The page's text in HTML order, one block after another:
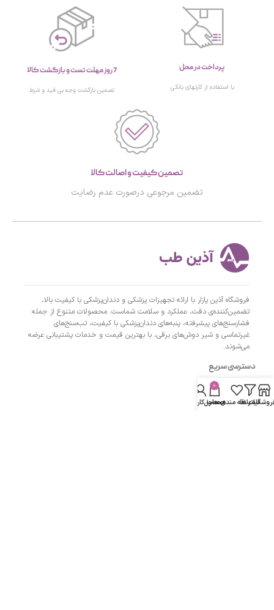
پرداخت در محل
با استفاده از کارتهای بانکی
7 روز مهلت تست و بازگشت کالا
تصمین بازگشت وجه بی قید و شرط
تصمین کیفیت و اصالت کالا
تضمین مرجوعی درصورت عدم رضایت
فروشگاه آذین پازار با ارائه تجهیزات پزشکی و دندان‌پزشکی با کیفیت بالا،
تضمین‌کننده‌ی دقت، عملکرد و سلامت شماست. محصولات متنوع از جمله
فشارسنج‌های پیشرفته، پنبه‌های دندان‌پزشکی با کیفیت، تب‌سنج‌های
غیرتماسی و شیر دوش‌های برقی، با بهترین قیمت و خدمات پشتیبانی عرضه
می‌شوند.
دسترسی سریع
- صفحه اصلی
فیلتر ها
علاقه مندی ها
0
محصول
حساب کاربری من